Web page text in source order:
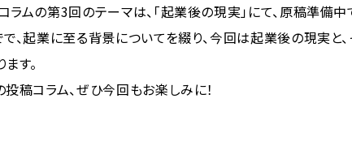
ラムの第3回のテーマは、「起業後の現実」にて、原稿準備中
、起業に至る背景についてを綴り、今回は起業後の現実と
す。
稿コラム、ぜひ今回もお楽しみに！